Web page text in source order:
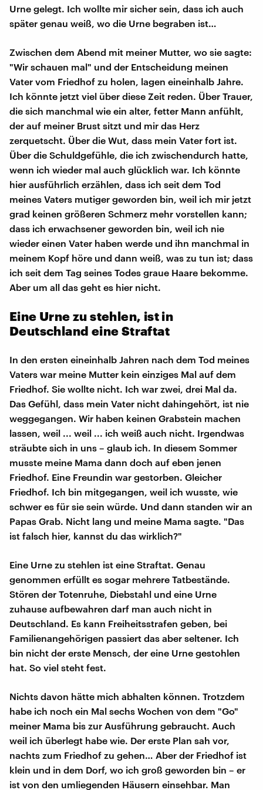
Urne gelegt. Ich wollte mir sicher sein, dass ich auch
später genau weiß, wo die Urne begraben ist…
Zwischen dem Abend mit meiner Mutter, wo sie sagte:
"Wir schauen mal" und der Entscheidung meinen
Vater vom Friedhof zu holen, lagen eineinhalb Jahre.
Ich könnte jetzt viel über diese Zeit reden. Über Trauer,
die sich manchmal wie ein alter, fetter Mann anfühlt,
der auf meiner Brust sitzt und mir das Herz
zerquetscht. Über die Wut, dass mein Vater fort ist.
Über die Schuldgefühle, die ich zwischendurch hatte,
wenn ich wieder mal auch glücklich war. Ich könnte
hier ausführlich erzählen, dass ich seit dem Tod
meines Vaters mutiger geworden bin, weil ich mir jetzt
grad keinen größeren Schmerz mehr vorstellen kann;
dass ich erwachsener geworden bin, weil ich nie
wieder einen Vater haben werde und ihn manchmal in
meinem Kopf höre und dann weiß, was zu tun ist; dass
ich seit dem Tag seines Todes graue Haare bekomme.
Aber um all das geht es hier nicht.
Eine Urne zu stehlen, ist in
Deutschland eine Straftat
In den ersten eineinhalb Jahren nach dem Tod meines
Vaters war meine Mutter kein einziges Mal auf dem
Friedhof. Sie wollte nicht. Ich war zwei, drei Mal da.
Das Gefühl, dass mein Vater nicht dahingehört, ist nie
weggegangen. Wir haben keinen Grabstein machen
lassen, weil ... weil ... ich weiß auch nicht. Irgendwas
sträubte sich in uns – glaub ich. In diesem Sommer
musste meine Mama dann doch auf eben jenen
Friedhof. Eine Freundin war gestorben. Gleicher
Friedhof. Ich bin mitgegangen, weil ich wusste, wie
schwer es für sie sein würde. Und dann standen wir an
Papas Grab. Nicht lang und meine Mama sagte. "Das
ist falsch hier, kannst du das wirklich?"
Eine Urne zu stehlen ist eine Straftat. Genau
genommen erfüllt es sogar mehrere Tatbestände.
Stören der Totenruhe, Diebstahl und eine Urne
zuhause aufbewahren darf man auch nicht in
Deutschland. Es kann Freiheitsstrafen geben, bei
Familienangehörigen passiert das aber seltener. Ich
bin nicht der erste Mensch, der eine Urne gestohlen
hat. So viel steht fest.
Nichts davon hätte mich abhalten können. Trotzdem
habe ich noch ein Mal sechs Wochen von dem "Go"
meiner Mama bis zur Ausführung gebraucht. Auch
weil ich überlegt habe wie. Der erste Plan sah vor,
nachts zum Friedhof zu gehen… Aber der Friedhof ist
klein und in dem Dorf, wo ich groß geworden bin – er
ist von den umliegenden Häusern einsehbar. Man